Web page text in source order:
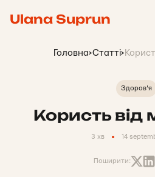
Ulana Suprun
Головна>Статті>
Здоров'я
Користь від
3 хв 14
Поширити: